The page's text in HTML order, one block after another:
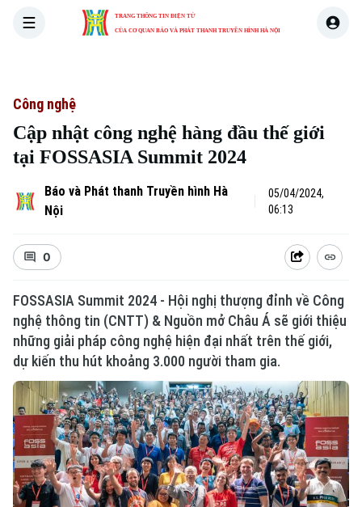
TRANG THÔNG TIN ĐIỆN TỬ
CỦA CƠ QUAN BÁO VÀ PHÁT THANH TRUYỀN HÌNH HÀ NỘI
Công nghệ
Cập nhật công nghệ hàng đầu thế giới
tại FOSSASIA Summit 2024
Báo và Phát thanh Truyền hình Hà
Nội
05/04/2024,
06:13
0
FOSSASIA Summit 2024 - Hội nghị thượng đỉnh về Công
nghệ thông tin (CNTT) & Nguồn mở Châu Á sẽ giới thiệu
những giải pháp công nghệ hiện đại nhất trên thế giới,
dự kiến thu hút khoảng 3.000 người tham gia.